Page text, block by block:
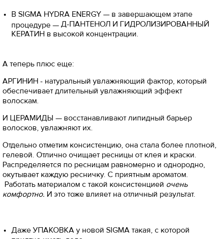
В SIGMA HYDRA ENERGY — в завершающем этапе
процедуре — Д-ПАНТЕНОЛ И ГИДРОЛИЗИРОВАННЫЙ
КЕРАТИН в высокой концентрации.
А теперь плюс еще:
АРГИНИН - натуральный увлажняющий фактор, который
обеспечивает длительный увлажняющий эффект
волоскам.
И ЦЕРАМИДЫ — восстанавливают липидный барьер
волосков, увлажняют их.
Отдельно отметим консистенцию, она стала более плотной,
гелевой. Отлично очищает ресницы от клея и краски.
Распределяется по ресницам равномерно и однородно,
окутывает каждую ресничку. С приятным ароматом.
Работать материалом с такой консистенцией очень
комфортно. И это тоже влияет на отличный результат.
Даже УПАКОВКА у новой SIGMA такая, с которой